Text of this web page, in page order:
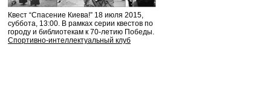
Квест “Спасение Киева!” 18 июля 2015,
суббота, 13:00. В рамках серии квестов по
городу и библиотекам к 70-летию Победы.
Спортивно-интеллектуальный клуб